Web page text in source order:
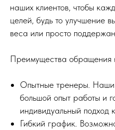
наших клиентов, чтобы
целей, будь то улучшение
веса или просто
Преимущества обращения
Опытные тренеры.
большой опыт работы и
индивидуальный подход
Гибкий график.